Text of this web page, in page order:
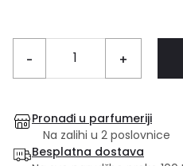
- +
Pronađi u parfumeriji
Na zalihi u 2 poslovnice
Besplatna dostava